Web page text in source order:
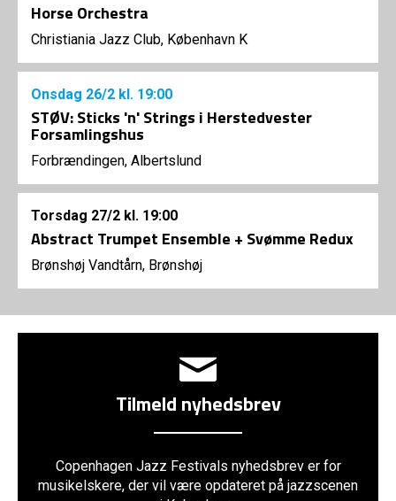
Horse Orchestra
Christiania Jazz Club, København K
Onsdag 26/2 kl. 19:00
STØV: Sticks 'n' Strings i Herstedvester
Forsamlingshus
Forbrændingen, Albertslund
Torsdag 27/2 kl. 19:00
Abstract Trumpet Ensemble + Svømme Redux
Brønshøj Vandtårn, Brønshøj
Tilmeld nyhedsbrev
Copenhagen Jazz Festivals nyhedsbrev er for
musikelskere, der vil være opdateret på jazzscenen